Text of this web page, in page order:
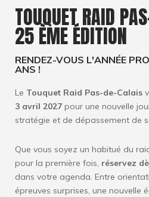
TOUQUET RAID
25 ÈME ÉDITION
RENDEZ-VOUS L'ANNÉE
ANS !
Le Touquet Raid Pas-de-Calais
3 avril 2027 pour une nouvelle
stratégie et de dépassement de
Que vous soyez un habitué du
pour la première fois, réservez
dans votre agenda. Entre
épreuves surprises, une nouvelle